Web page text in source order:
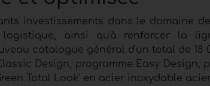
investissements dans le domaine
ainsi qu'à renforcer la
catalogue général d'un total de 18
Design, programme Easy Design,
Total Look' en acier inoxydable acier